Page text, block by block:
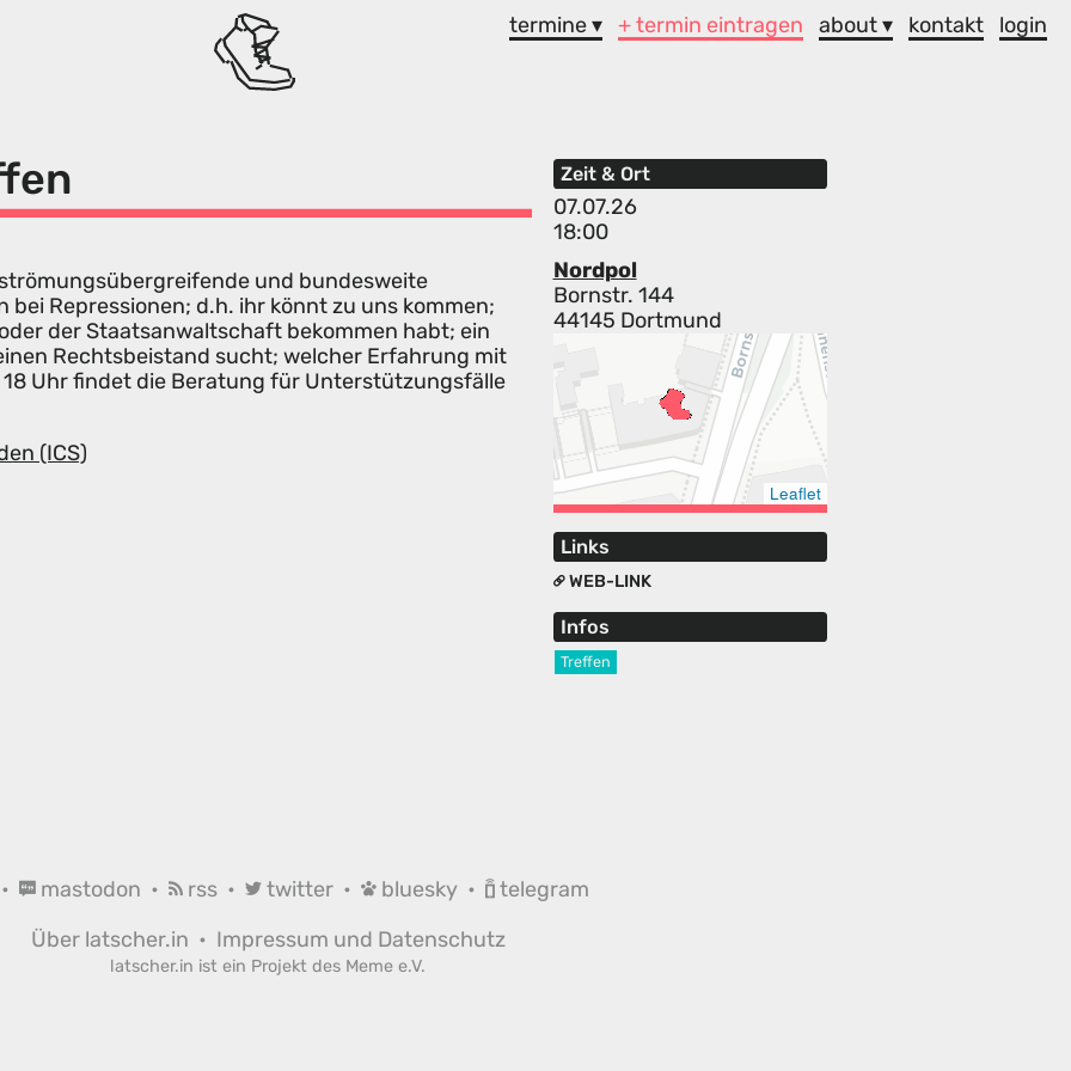
termine ▾ + termin eintragen about ▾ kontakt login
Zeit & Ort
07.07.26
18:00
Nordpol
Bornstr. 144
44145 Dortmund
Leaflet
Links
WEB-LINK
Infos
Treffen
und bundesweite
Repressionen; d.h. ihr könnt zu uns kommen;
der Staatsanwaltschaft bekommen habt; ein
Rechtsbeistand sucht; welcher Erfahrung mit
Uhr findet die Beratung für Unterstützungsfälle
(ICS)
mastodon • rss • twitter • bluesky •
telegram
Über latscher.in • Impressum und Datenschutz
latscher.in ist ein Projekt des Meme e.V.